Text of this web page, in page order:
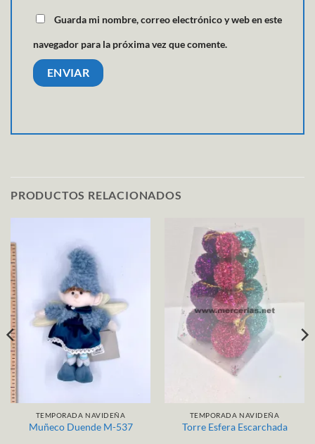
Guarda mi nombre, correo electrónico y web en este
navegador para la próxima vez que comente.
PRODUCTOS RELACIONADOS
TEMPORADA NAVIDEÑA
Muñeco Duende M-537
TEMPORADA NAVIDEÑA
Torre Esfera Escarchada